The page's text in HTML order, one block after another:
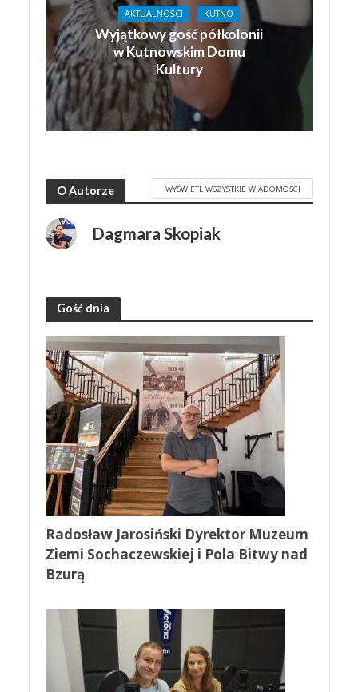
AKTUALNOŚCI KUTNO
Wyjątkowy gość półkolonii
w Kutnowskim Domu
Kultury
O Autorze WYŚWIETL WSZYSTKIE WIADOMOŚCI
Dagmara Skopiak
Gość dnia
Radosław Jarosiński Dyrektor Muzeum
Ziemi Sochaczewskiej i Pola Bitwy nad
Bzurą